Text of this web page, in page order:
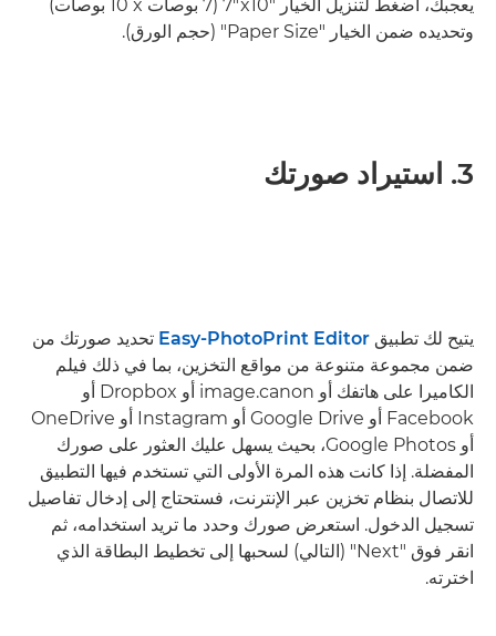
يعجبك، اضغط لتنزيل الخيار ‎7"x10"‎ ‏(7 بوصات x‏ 10 بوصات)
وتحديده ضمن الخيار "Paper Size" (حجم الورق).
3. استيراد صورتك
يتيح لك تطبيق Easy-PhotoPrint Editor تحديد صورتك من
ضمن مجموعة متنوعة من مواقع التخزين، بما في ذلك فيلم
الكاميرا على هاتفك أو image.canon أو Dropbox أو
Facebook أو Google Drive أو Instagram أو OneDrive
أو Google Photos، بحيث يسهل عليك العثور على صورك
المفضلة. إذا كانت هذه المرة الأولى التي تستخدم فيها التطبيق
للاتصال بنظام تخزين عبر الإنترنت، فستحتاج إلى إدخال تفاصيل
تسجيل الدخول. استعرض صورك وحدد ما تريد استخدامه، ثم
انقر فوق "Next" (التالي) لسحبها إلى تخطيط البطاقة الذي
اخترته.